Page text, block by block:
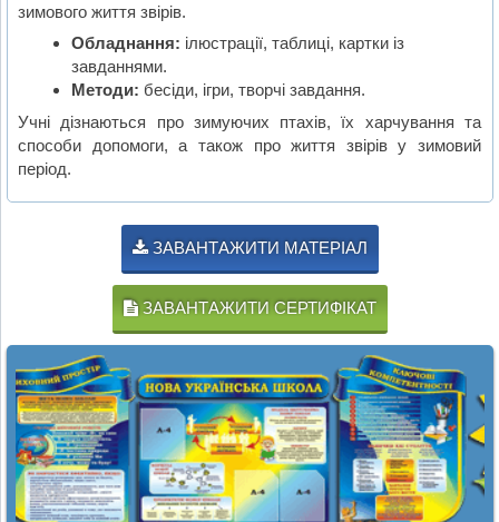
зимового життя звірів.
Обладнання: ілюстрації, таблиці, картки із
завданнями.
Методи: бесіди, ігри, творчі завдання.
Учні дізнаються про зимуючих птахів, їх харчування та
способи допомоги, а також про життя звірів у зимовий
період.
ЗАВАНТАЖИТИ МАТЕРІАЛ
ЗАВАНТАЖИТИ СЕРТИФІКАТ